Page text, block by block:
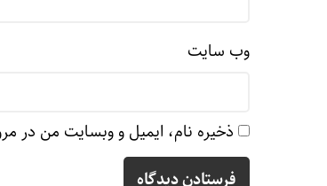
وب‌ سایت
ذخیره نام، ایمیل و وبسایت من در